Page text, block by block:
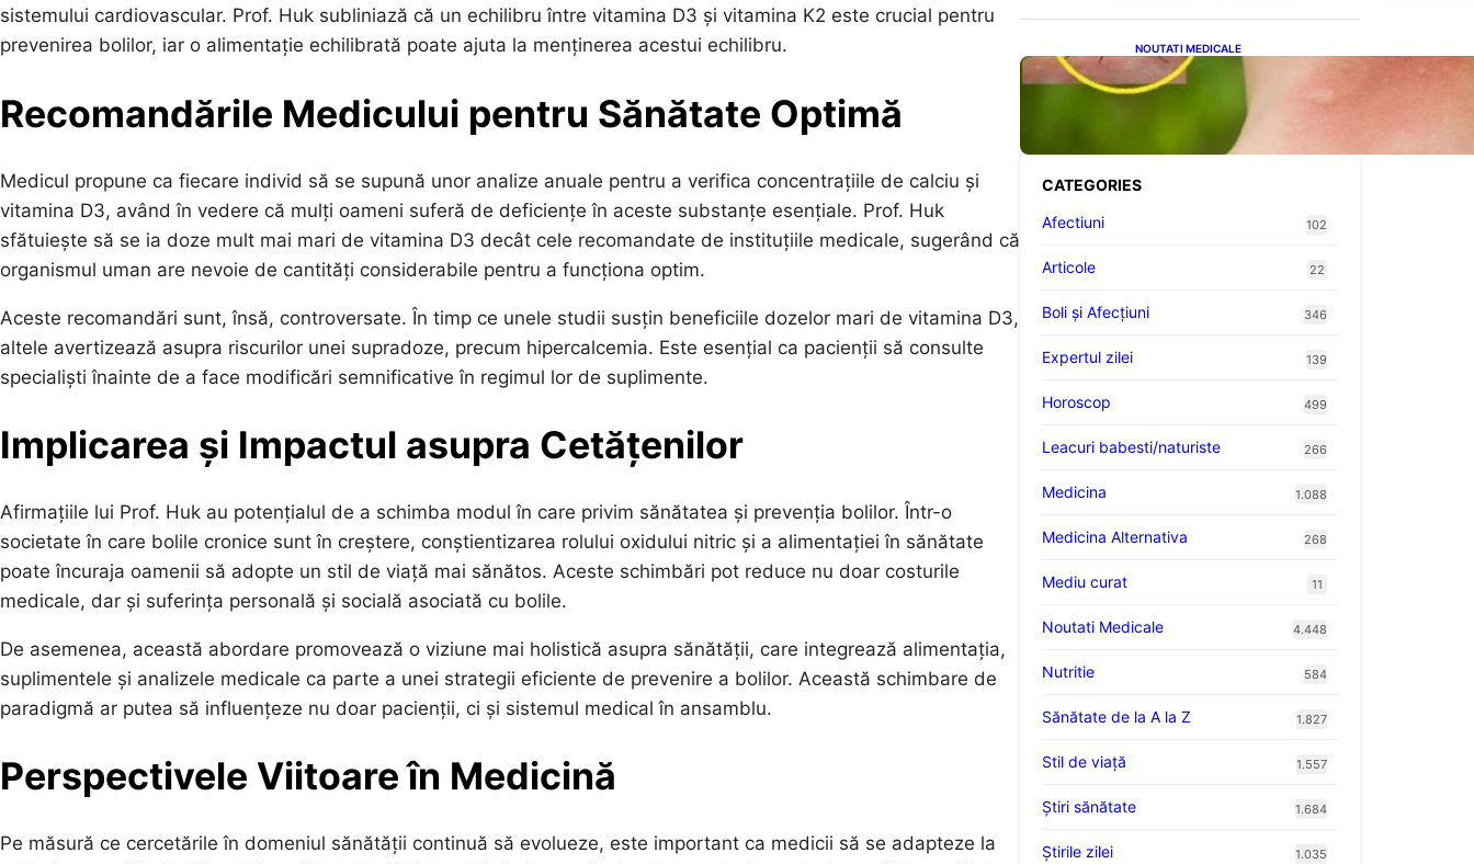
sistemului cardiovascular. Prof. Huk subliniază că un echilibru între vitamina D3 și vitamina K2 este crucial pentru
prevenirea bolilor, iar o alimentație echilibrată poate ajuta la menținerea acestui echilibru.
Recomandările Medicului pentru Sănătate Optimă
Medicul propune ca fiecare individ să se supună unor analize anuale pentru a verifica concentrațiile de calciu și
vitamina D3, având în vedere că mulți oameni suferă de deficiențe în aceste substanțe esențiale. Prof. Huk
sfătuiește să se ia doze mult mai mari de vitamina D3 decât cele recomandate de instituțiile medicale, sugerând că
organismul uman are nevoie de cantități considerabile pentru a funcționa optim.
Aceste recomandări sunt, însă, controversate. În timp ce unele studii susțin beneficiile dozelor mari de vitamina D3,
altele avertizează asupra riscurilor unei supradoze, precum hipercalcemia. Este esențial ca pacienții să consulte
specialiști înainte de a face modificări semnificative în regimul lor de suplimente.
Implicarea și Impactul asupra Cetățenilor
Afirmațiile lui Prof. Huk au potențialul de a schimba modul în care privim sănătatea și prevenția bolilor. Într-o
societate în care bolile cronice sunt în creștere, conștientizarea rolului oxidului nitric și a alimentației în sănătate
poate încuraja oamenii să adopte un stil de viață mai sănătos. Aceste schimbări pot reduce nu doar costurile
medicale, dar și suferința personală și socială asociată cu bolile.
De asemenea, această abordare promovează o viziune mai holistică asupra sănătății, care integrează alimentația,
suplimentele și analizele medicale ca parte a unei strategii eficiente de prevenire a bolilor. Această schimbare de
paradigmă ar putea să influențeze nu doar pacienții, ci și sistemul medical în ansamblu.
Perspectivele Viitoare în Medicină
Pe măsură ce cercetările în domeniul sănătății continuă să evolueze, este important ca medicii să se adapteze la
NOUTATI MEDICALE
Cum bacteriile pielii
influențează atracția
țânțarilor: O nouă viziune
asupra alegerii victimelor
CATEGORIES
Afectiuni
102
Articole 22
Boli și Afecțiuni 346
Expertul zilei 139
Horoscop 499
Leacuri babesti/naturiste 266
Medicina 1.088
Medicina Alternativa 268
Mediu curat 11
Noutati Medicale 4.448
Nutritie 584
Sănătate de la A la Z 1.827
Stil de viaţă 1.557
Ştiri sănătate 1.684
Știrile zilei 1.035